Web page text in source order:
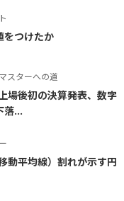
をつけたか
スターへの道
場後初の決算発表、数字
落...
動平均線）割れが示す円